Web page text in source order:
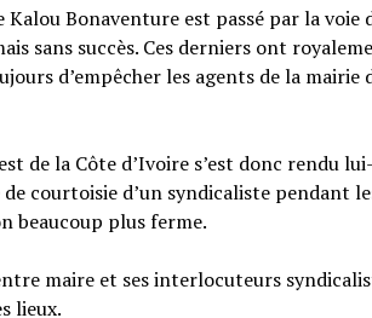
Bonaventure est passé par la voie
sans succès. Ces derniers ont
d’empêcher les agents de la mairie
de la Côte d’Ivoire s’est donc rendu
courtoisie d’un syndicaliste pendant
beaucoup plus ferme.
maire et ses interlocuteurs
lieux.